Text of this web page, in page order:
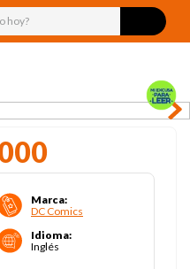
hoy?
Marca:
DC Comics
Idioma:
Inglés